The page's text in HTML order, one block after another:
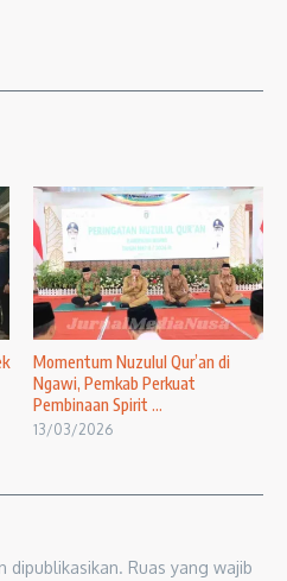
Momentum Nuzulul Qur’an di
Ngawi, Pemkab Perkuat
Pembinaan Spirit ...
13/03/2026
dipublikasikan. Ruas yang wajib